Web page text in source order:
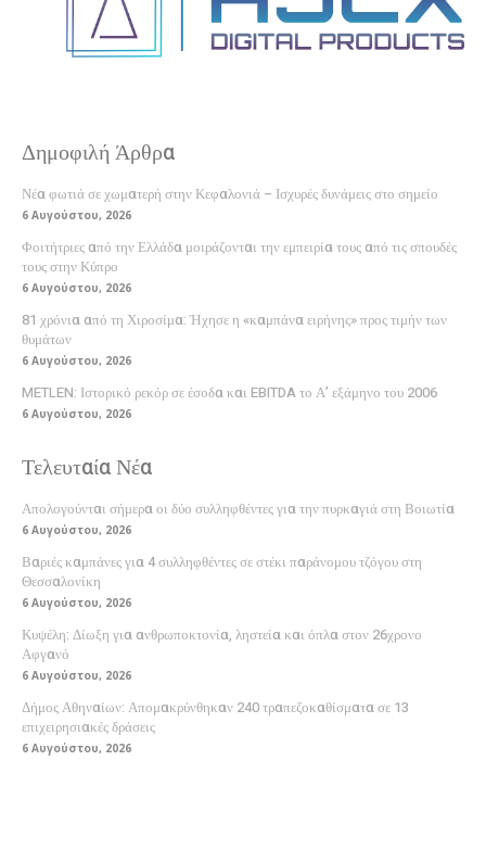
Δημοφιλή Άρθρα
Νέα φωτιά σε χωματερή στην Κεφαλονιά – Ισχυρές δυνάμεις στο σημείο
6 Αυγούστου, 2026
Φοιτήτριες από την Ελλάδα μοιράζονται την εμπειρία τους από τις σπουδές
τους στην Κύπρο
6 Αυγούστου, 2026
81 χρόνια από τη Χιροσίμα: Ήχησε η «καμπάνα ειρήνης» προς τιμήν των
θυμάτων
6 Αυγούστου, 2026
METLEN: Ιστορικό ρεκόρ σε έσοδα και EBITDA το Α’ εξάμηνο του 2006
6 Αυγούστου, 2026
Τελευταία Νέα
Απολογούνται σήμερα οι δύο συλληφθέντες για την πυρκαγιά στη Βοιωτία
6 Αυγούστου, 2026
Βαριές καμπάνες για 4 συλληφθέντες σε στέκι παράνομου τζόγου στη
Θεσσαλονίκη
6 Αυγούστου, 2026
Κυψέλη: Δίωξη για ανθρωποκτονία, ληστεία και όπλα στον 26χρονο
Αφγανό
6 Αυγούστου, 2026
Δήμος Αθηναίων: Απομακρύνθηκαν 240 τραπεζοκαθίσματα σε 13
επιχειρησιακές δράσεις
6 Αυγούστου, 2026